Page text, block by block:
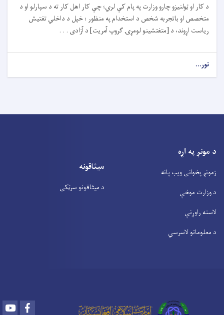
د کار او ټولنیزو چارو وزارت په پام کې لري؛ چې کار اهل کار ته د سپارلو او د
متخصص او باتجربه شخص د استخدام په منظور ؛ خپل د داخلي تفتیش
ریاست اړوند، د [متفتشینو لومړۍ ګروپ آمریت] د آزادی . . .
نور...
د مونږ په اړه
زمونږ پخوانی ویب پانه
د وزارت موخې
لاسته راوړنې
د معلوماتو لاسرسي
میثاقونه
د میثاقونو سرټکی
Youtube